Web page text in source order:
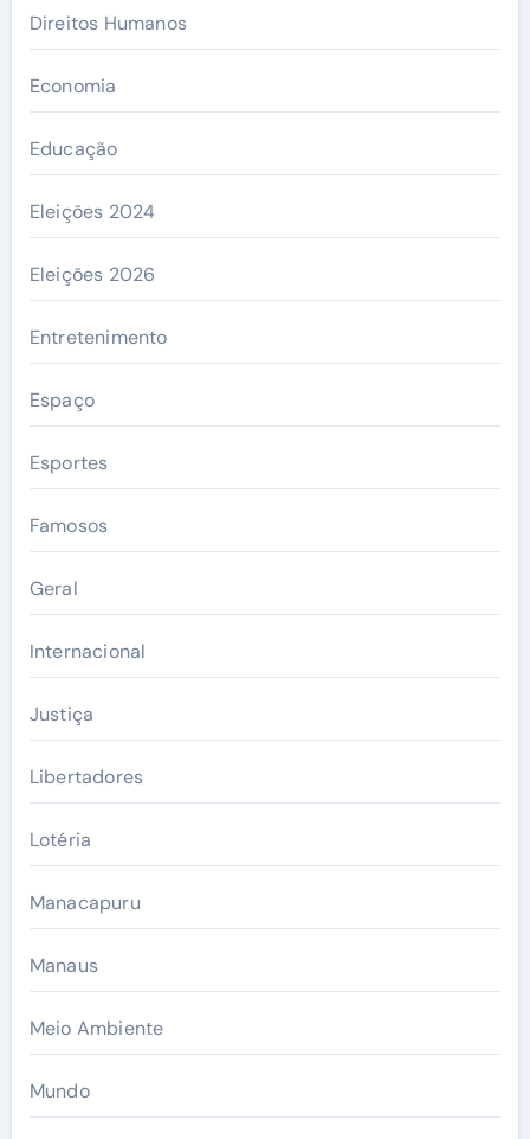
Direitos Humanos
Economia
Educação
Eleições 2024
Eleições 2026
Entretenimento
Espaço
Esportes
Famosos
Geral
Internacional
Justiça
Libertadores
Lotéria
Manacapuru
Manaus
Meio Ambiente
Mundo